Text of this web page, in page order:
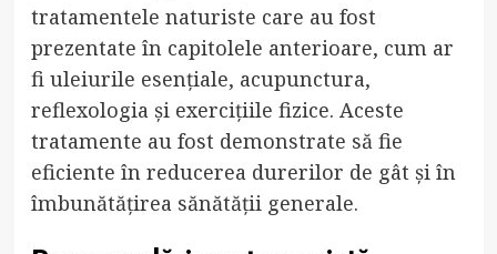
tratamentele naturiste care au fost
prezentate în capitolele anterioare, cum ar
fi uleiurile esențiale, acupunctura,
reflexologia și exercițiile fizice. Aceste
tratamente au fost demonstrate să fie
eficiente în reducerea durerilor de gât și în
îmbunătățirea sănătății generale.